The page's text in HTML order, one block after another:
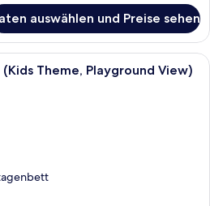
auswählen und Preise sehen
Ein Hotelzimmer mit Bett, Sofa,
Theme, Playground View)